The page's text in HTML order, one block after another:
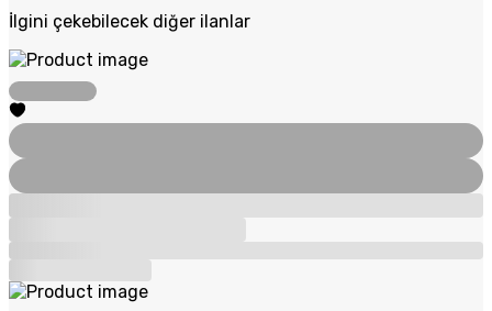
İlgini çekebilecek diğer ilanlar